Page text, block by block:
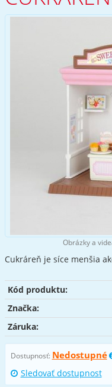
Obrázky a
Cukráreň je síce menšia
Kód produktu:
Značka:
Záruka:
Dostupnosť: Nedostupné
Sledovať dostupnost